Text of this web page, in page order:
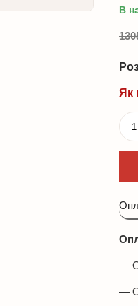
В
Як
Сет
з
та
—
—